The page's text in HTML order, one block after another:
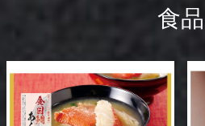
食品